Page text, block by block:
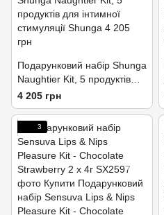
Подарунковий набір Shunga
Naughtier Kit, 5 продуктів
для інтимної стимуляції
4 205 грн
3